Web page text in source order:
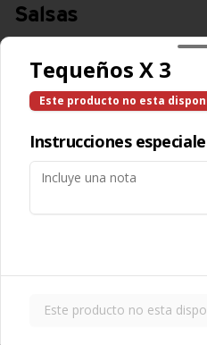
Salsas
Tequeños X 3
Este producto no esta
Instrucciones
Este producto no esta